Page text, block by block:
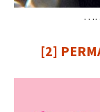
[2]